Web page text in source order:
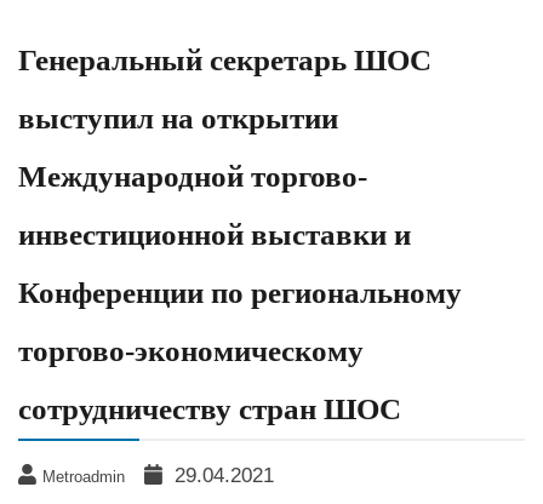
Генеральный секретарь ШОС
выступил на открытии
Международной торгово-
инвестиционной выставки и
Конференции по региональному
торгово-экономическому
сотрудничеству стран ШОС
Metroadmin 29.04.2021